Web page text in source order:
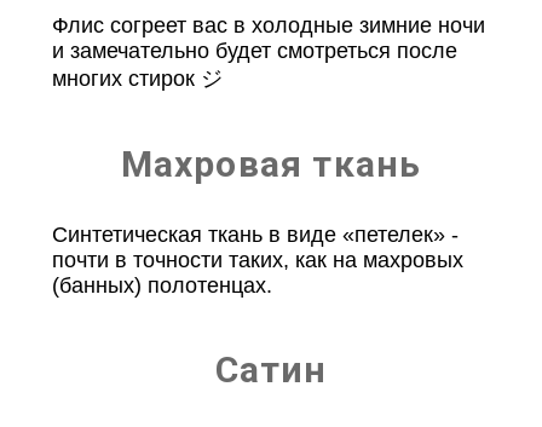
Флис согреет вас в холодные зимние ночи
и замечательно будет смотреться после
многих стирок ジ
Махровая ткань
Синтетическая ткань в виде «петелек» -
почти в точности таких, как на махровых
(банных) полотенцах.
Сатин